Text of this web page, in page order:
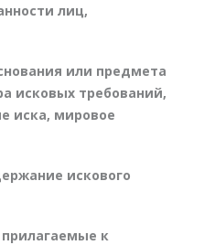
лиц,
или предмета
исковых требований,
иска, мировое
искового
к